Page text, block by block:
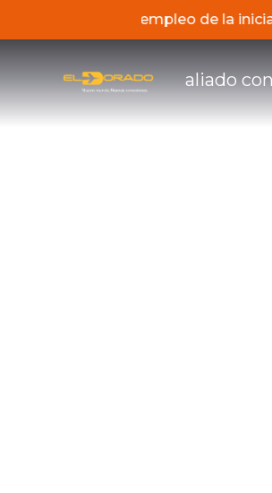
los servicios de empleo de la
aliado